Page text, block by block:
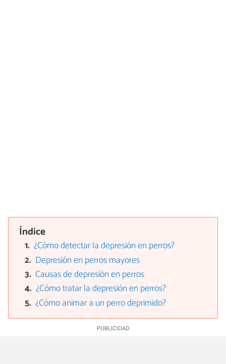
Índice
¿Cómo detectar la depresión en perros?
Depresión en perros mayores
Causas de depresión en perros
¿Cómo tratar la depresión en perros?
¿Cómo animar a un perro deprimido?